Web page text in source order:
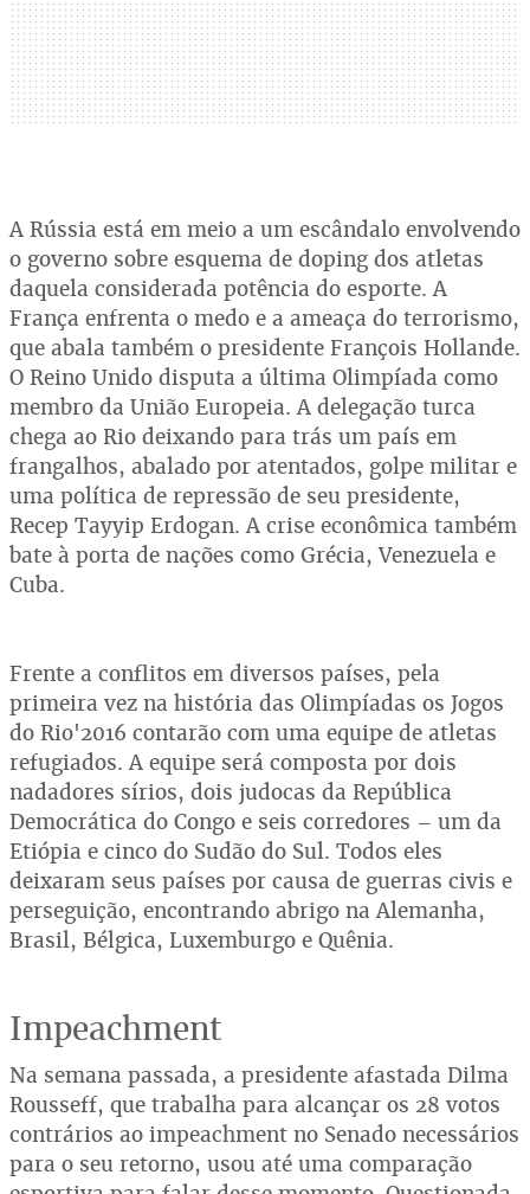
A Rússia está em meio a um escândalo envolvendo
o governo sobre esquema de doping dos atletas
daquela considerada potência do esporte. A
França enfrenta o medo e a ameaça do terrorismo,
que abala também o presidente François Hollande.
O Reino Unido disputa a última Olimpíada como
membro da União Europeia. A delegação turca
chega ao Rio deixando para trás um país em
frangalhos, abalado por atentados, golpe militar e
uma política de repressão de seu presidente,
Recep Tayyip Erdogan. A crise econômica também
bate à porta de nações como Grécia, Venezuela e
Cuba.
Frente a conflitos em diversos países, pela
primeira vez na história das Olimpíadas os Jogos
do Rio'2016 contarão com uma equipe de atletas
refugiados. A equipe será composta por dois
nadadores sírios, dois judocas da República
Democrática do Congo e seis corredores – um da
Etiópia e cinco do Sudão do Sul. Todos eles
deixaram seus países por causa de guerras civis e
perseguição, encontrando abrigo na Alemanha,
Brasil, Bélgica, Luxemburgo e Quênia.
Impeachment
Na semana passada, a presidente afastada Dilma
Rousseff, que trabalha para alcançar os 28 votos
contrários ao impeachment no Senado necessários
para o seu retorno, usou até uma comparação